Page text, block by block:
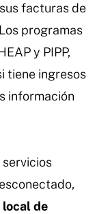
facturas de
programas
y PIPP,
tiene ingresos
información
local de